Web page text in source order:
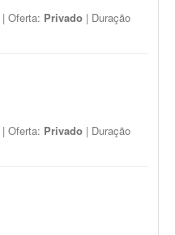
| Oferta: Privado | Duração
| Oferta: Privado | Duração